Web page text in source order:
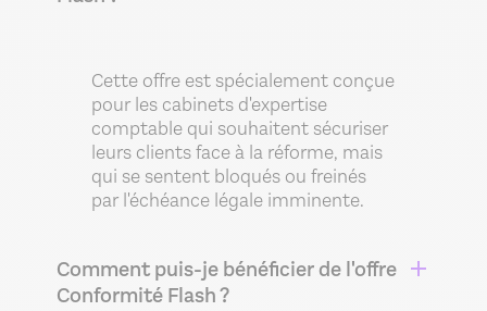
Cette offre est spécialement conçue
pour les cabinets d'expertise
comptable qui souhaitent sécuriser
leurs clients face à la réforme, mais
qui se sentent bloqués ou freinés
par l'échéance légale imminente.
Comment puis-je bénéficier de l'offre
Conformité Flash ?